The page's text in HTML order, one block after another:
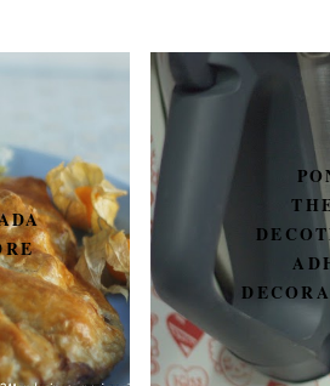
PON GUAPA A TU
THERMOMIX CON
DECOTMX. SORTEO
ADHESIVOS PARA
DECORAR LA